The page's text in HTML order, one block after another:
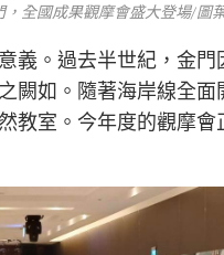
，全國成果觀摩會盛大登場/圖
義。過去半世紀，金
闕如。隨著海岸線全
教室。今年度的觀摩